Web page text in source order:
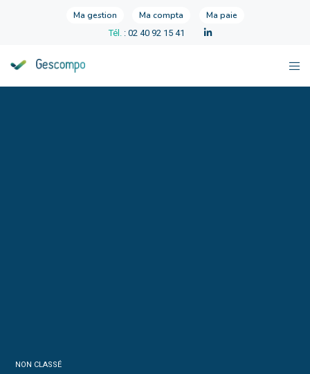
Ma gestion Ma compta Ma paie
Tél. : 02 40 92 15 41
NON CLASSÉ